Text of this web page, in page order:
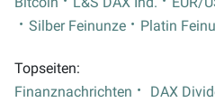
Silber Feinunze
Platin
Topseiten:
Finanznachrichten
DAX